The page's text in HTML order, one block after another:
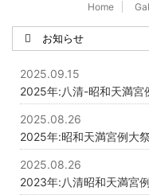
Home
お知らせ
2025.09.15
2025年:八清-昭和天満宮
2025.08.26
2025年:昭和天満宮例大
2025.08.26
2023年:八清昭和天満宮